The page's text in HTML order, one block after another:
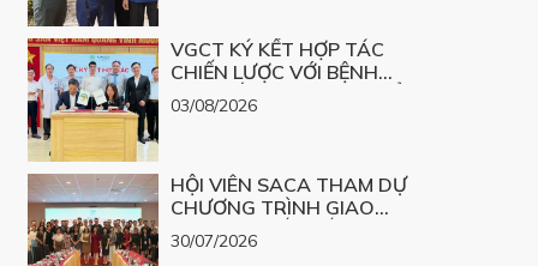
VGCT KÝ KẾT HỢP TÁC
CHIẾN LƯỢC VỚI BỆNH
VIỆN MẮT NGHỆ AN TRIỂN
KHAI DỰ ÁN GIÁC MẠC
03/08/2026
HỘI VIÊN SACA THAM DỰ
CHƯƠNG TRÌNH GIAO
THƯƠNG, KẾT NỐI CƠ HỘI
HỢP TÁC CÁC DỰ ÁN BẤT
30/07/2026